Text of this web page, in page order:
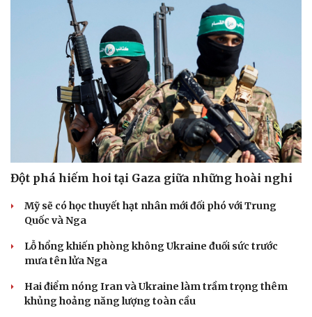
Đột phá hiếm hoi tại Gaza giữa những hoài nghi
Mỹ sẽ có học thuyết hạt nhân mới đối phó với Trung
Quốc và Nga
Lỗ hổng khiến phòng không Ukraine đuối sức trước
mưa tên lửa Nga
Hai điểm nóng Iran và Ukraine làm trầm trọng thêm
khủng hoảng năng lượng toàn cầu